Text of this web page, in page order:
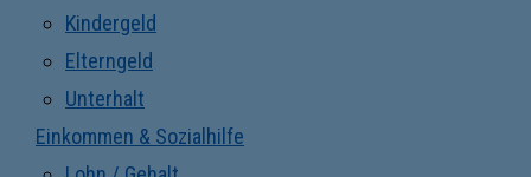
Kindergeld
Elterngeld
Unterhalt
Einkommen & Sozialhilfe